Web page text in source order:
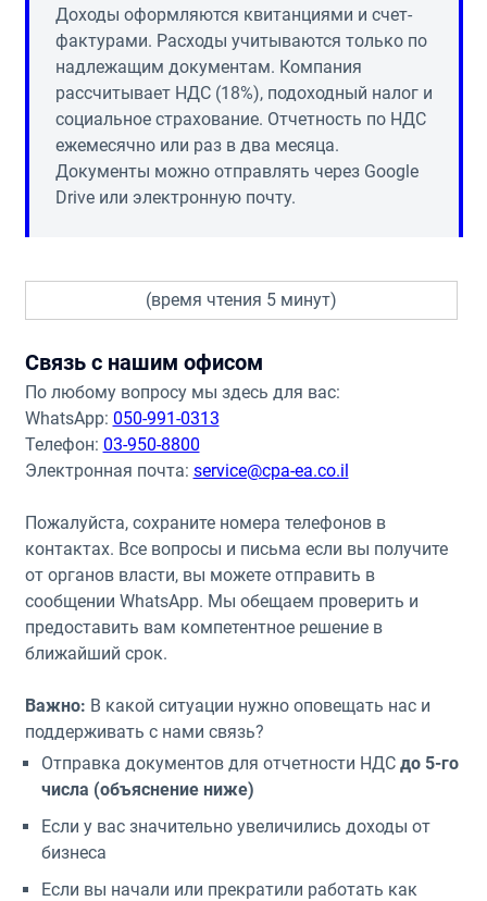
Доходы оформляются квитанциями и счет-
фактурами. Расходы учитываются только по
надлежащим документам. Компания
рассчитывает НДС (18%), подоходный налог и
социальное страхование. Отчетность по НДС
ежемесячно или раз в два месяца.
Документы можно отправлять через Google
Drive или электронную почту.
(время чтения 5 минут)
Связь с нашим офисом
По любому вопросу мы здесь для вас:
WhatsApp: 050-991-0313
Телефон: 03-950-8800
Электронная почта: service@cpa-ea.co.il
Пожалуйста, сохраните номера телефонов в
контактах. Все вопросы и письма если вы получите
от органов власти, вы можете отправить в
сообщении WhatsApp. Мы обещаем проверить и
предоставить вам компетентное решение в
ближайший срок.
Важно: В какой ситуации нужно оповещать нас и
поддерживать с нами связь?
Отправка документов для отчетности НДС до 5-го
числа (объяснение ниже)
Если у вас значительно увеличились доходы от
бизнеса
Если вы начали или прекратили работать как